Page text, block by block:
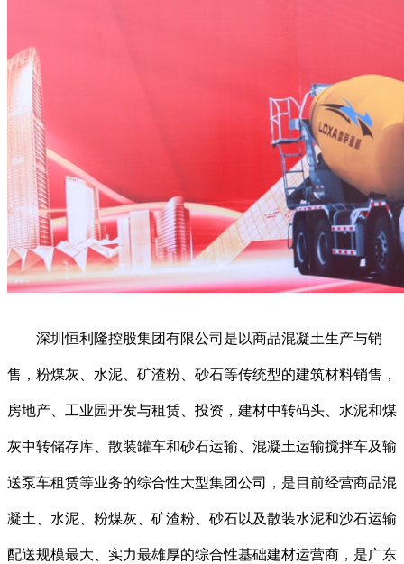
深圳恒利隆控股集团有限公司是以商品混凝土生产与销
售，粉煤灰、水泥、矿渣粉、砂石等传统型的建筑材料销售，
房地产、工业园开发与租赁、投资，建材中转码头、水泥和煤
灰中转储存库、散装罐车和砂石运输、混凝土运输搅拌车及输
送泵车租赁等业务的综合性大型集团公司，是目前经营商品混
凝土、水泥、粉煤灰、矿渣粉、砂石以及散装水泥和沙石运输
配送规模最大、实力最雄厚的综合性基础建材运营商，是广东